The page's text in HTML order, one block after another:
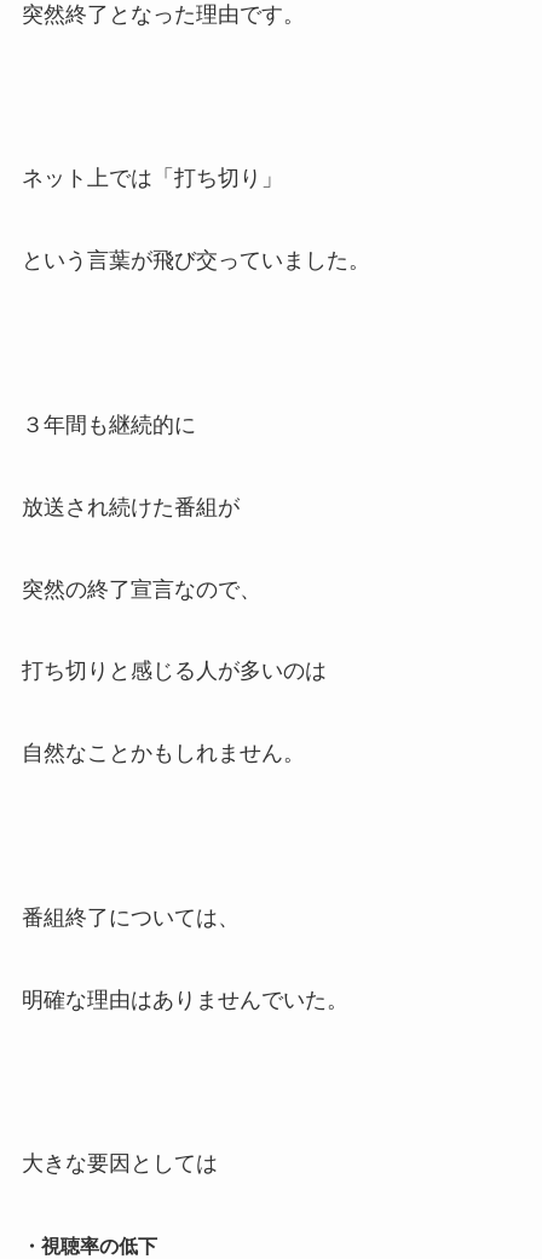
突然終了となった理由です。
ネット上では「打ち切り」
という言葉が飛び交っていました。
３年間も継続的に
放送され続けた番組が
突然の終了宣言なので、
打ち切りと感じる人が多いのは
自然なことかもしれません。
番組終了については、
明確な理由はありませんでいた。
大きな要因としては
・視聴率の低下